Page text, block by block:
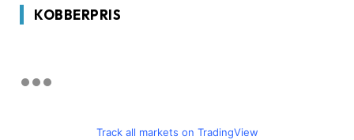
KOBBERPRIS
Track all markets on TradingView